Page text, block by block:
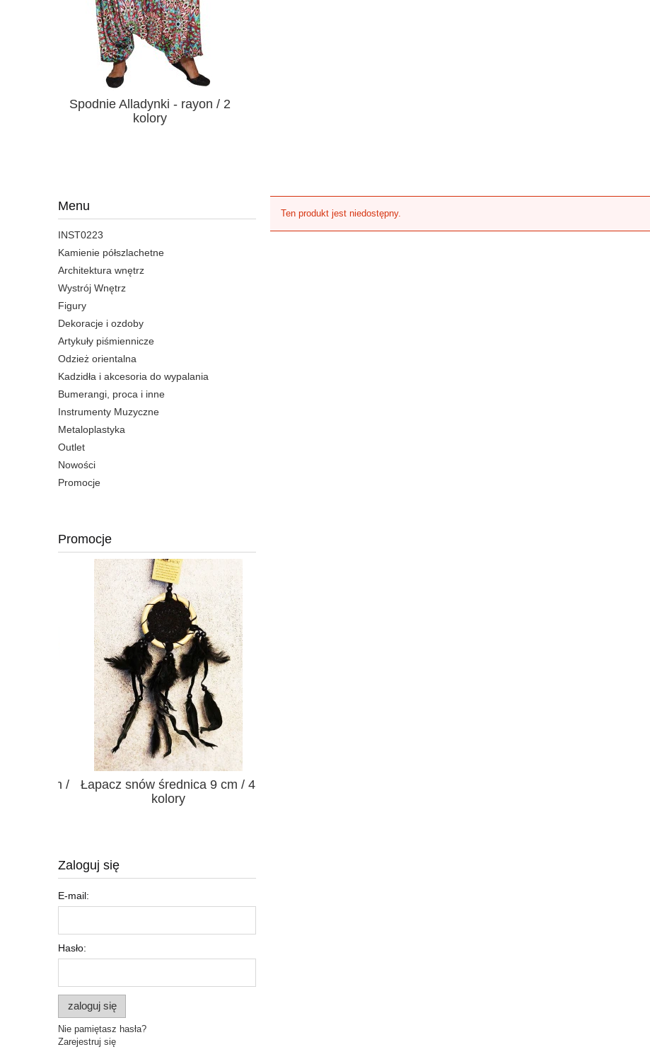
Spodnie Alladynki - rayon / 2
kolory
Menu
INST0223
Kamienie półszlachetne
Architektura wnętrz
Wystrój Wnętrz
Figury
Dekoracje i ozdoby
Artykuły piśmiennicze
Odzież orientalna
Kadzidła i akcesoria do wypalania
Bumerangi, proca i inne
Instrumenty Muzyczne
Metaloplastyka
Outlet
Nowości
Promocje
Promocje
Łapacz snów średnica 9 cm / 4
kolory
Zaloguj się
E-mail:
Hasło:
zaloguj się
Nie pamiętasz hasła?
Zarejestruj się
Ten produkt jest niedostępny.